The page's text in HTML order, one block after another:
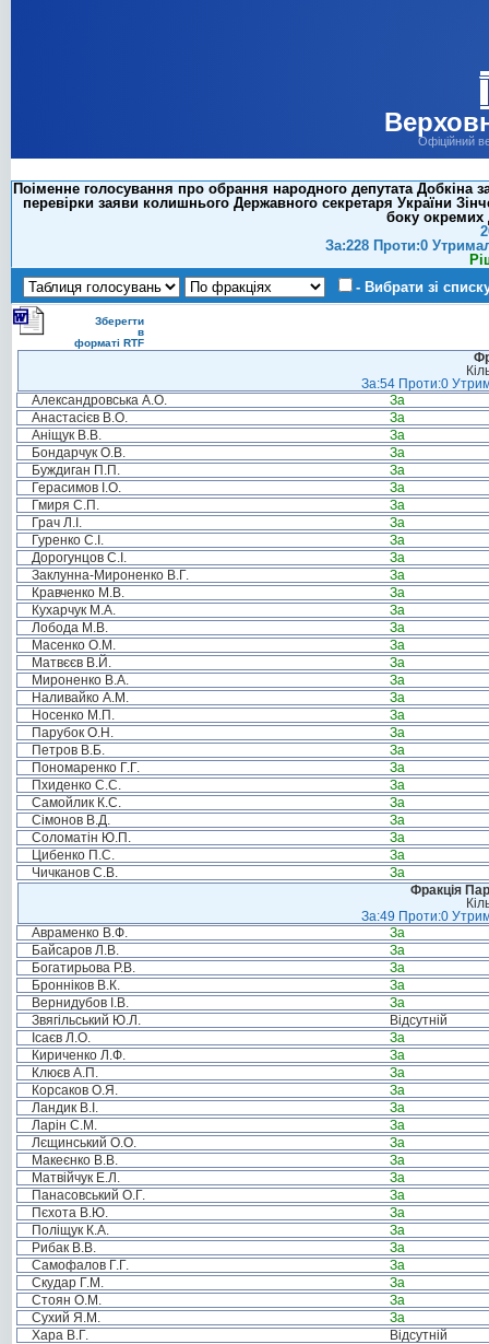
Офіційний
Поіменне голосування про обрання народного депутата Добкіна
перевірки заяви колишнього Державного секретаря України
боку окремих
За:228 Проти:0
- Вибрати зі
Зберегти
в
форматі RTF
За:54 Проти:0
Александровська А.О.
За
Анастасієв В.О.
За
Аніщук В.В.
За
Бондарчук О.В.
За
Буждиган П.П.
За
Герасимов І.О.
За
Гмиря С.П.
За
Грач Л.І.
За
Гуренко С.І.
За
Дорогунцов С.І.
За
Заклунна-Мироненко В.Г.
За
Кравченко М.В.
За
Кухарчук М.А.
За
Лобода М.В.
За
Масенко О.М.
За
Матвєєв В.Й.
За
Мироненко В.А.
За
Наливайко А.М.
За
Носенко М.П.
За
Парубок О.Н.
За
Петров В.Б.
За
Пономаренко Г.Г.
За
Пхиденко С.С.
За
Самойлик К.С.
За
Сімонов В.Д.
За
Соломатін Ю.П.
За
Цибенко П.С.
За
Чичканов С.В.
За
Фракція
За:49 Проти:0
Авраменко В.Ф.
За
Байсаров Л.В.
За
Богатирьова Р.В.
За
Бронніков В.К.
За
Вернидубов І.В.
За
Звягільський Ю.Л.
Відсутній
Ісаєв Л.О.
За
Кириченко Л.Ф.
За
Клюєв А.П.
За
Корсаков О.Я.
За
Ландик В.І.
За
Ларін С.М.
За
Лєщинський О.О.
За
Макеєнко В.В.
За
Матвійчук Е.Л.
За
Панасовський О.Г.
За
Пєхота В.Ю.
За
Поліщук К.А.
За
Рибак В.В.
За
Самофалов Г.Г.
За
Скудар Г.М.
За
Стоян О.М.
За
Сухий Я.М.
За
Хара В.Г.
Відсутній